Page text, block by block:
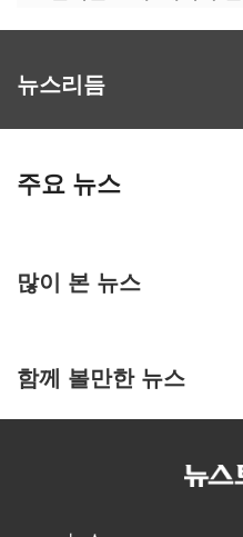
뉴스리듬
주요 뉴스
많이 본 뉴스
함께 볼만한 뉴스